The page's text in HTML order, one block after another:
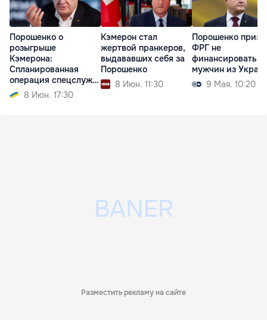
Порошенко о
розыгрыше
Кэмерона:
Спланированная
операция спецслужб
РФ 8 Июн. 17:30
Кэмерон стал
жертвой пранкеров,
выдававших себя за
Порошенко
8 Июн. 11:30
Порошенко
ФРГ не
финансировать
мужчин из
9 Мая. 10:20
Разместить рекламу на сайте